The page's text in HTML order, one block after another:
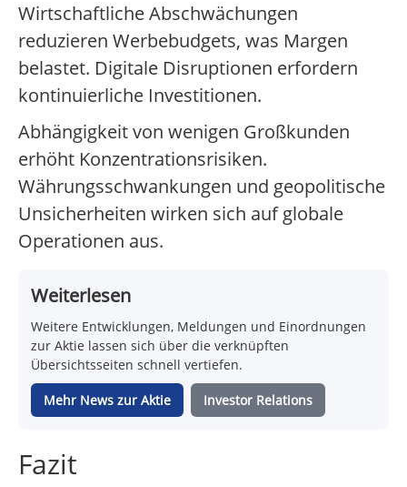
Wirtschaftliche Abschwächungen
reduzieren Werbebudgets, was Margen
belastet. Digitale Disruptionen erfordern
kontinuierliche Investitionen.
Abhängigkeit von wenigen Großkunden
erhöht Konzentrationsrisiken.
Währungsschwankungen und geopolitische
Unsicherheiten wirken sich auf globale
Operationen aus.
Weiterlesen
Weitere Entwicklungen, Meldungen und Einordnungen
zur Aktie lassen sich über die verknüpften
Übersichtsseiten schnell vertiefen.
Mehr News zur Aktie Investor Relations
Fazit